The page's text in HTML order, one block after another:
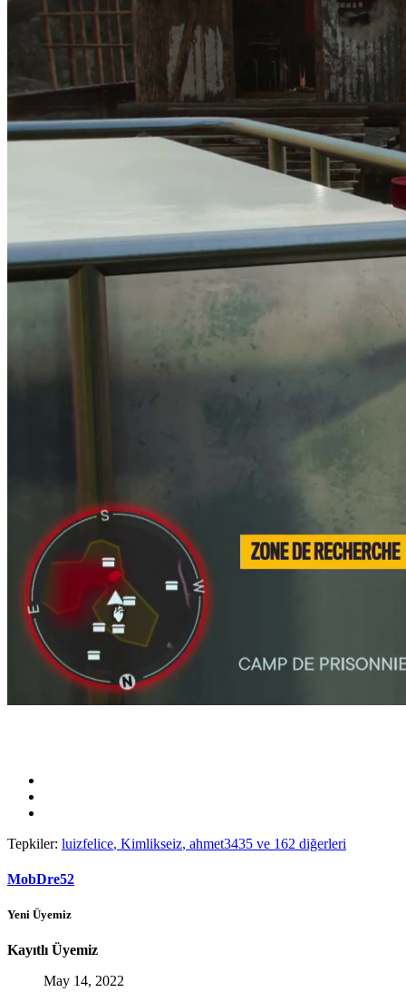
Tepkiler: luizfelice, Kimlikseiz, ahmet3435 ve 162 diğerleri
MobDre52
Yeni Üyemiz
Kayıtlı Üyemiz
May 14, 2022